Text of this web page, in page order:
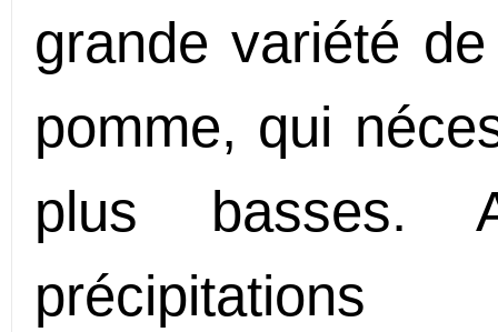
grande variété
pomme, qui
plus basses.